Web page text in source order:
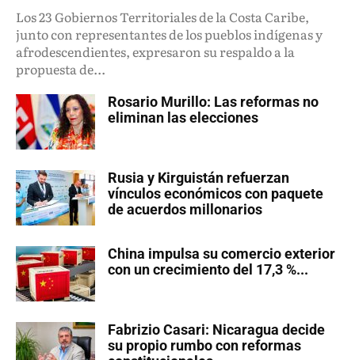
Los 23 Gobiernos Territoriales de la Costa Caribe,
junto con representantes de los pueblos indígenas y
afrodescendientes, expresaron su respaldo a la
propuesta de...
Rosario Murillo: Las reformas no
eliminan las elecciones
Rusia y Kirguistán refuerzan
vínculos económicos con paquete
de acuerdos millonarios
China impulsa su comercio exterior
con un crecimiento del 17,3 %...
Fabrizio Casari: Nicaragua decide
su propio rumbo con reformas